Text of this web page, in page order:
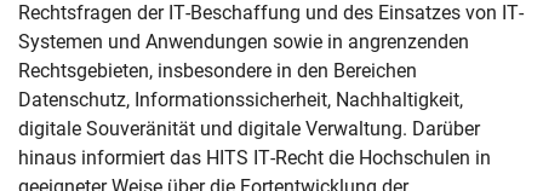
Rechtsfragen der IT-Beschaffung und des Einsatzes von IT-
Systemen und Anwendungen sowie in angrenzenden
Rechtsgebieten, insbesondere in den Bereichen
Datenschutz, Informationssicherheit, Nachhaltigkeit,
digitale Souveränität und digitale Verwaltung. Darüber
hinaus informiert das HITS IT-Recht die Hochschulen in